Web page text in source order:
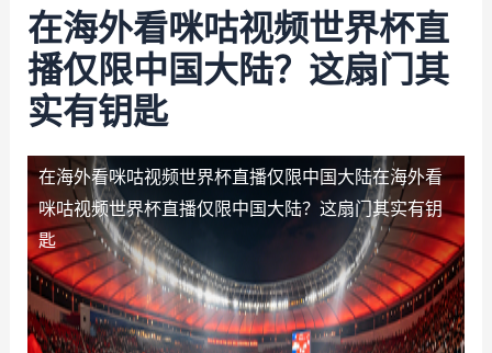
在海外看咪咕视频世界杯直
播仅限中国大陆？这扇门其
实有钥匙
在海外看咪咕视频世界杯直播仅限中国大陆在海外看
咪咕视频世界杯直播仅限中国大陆？这扇门其实有钥
匙